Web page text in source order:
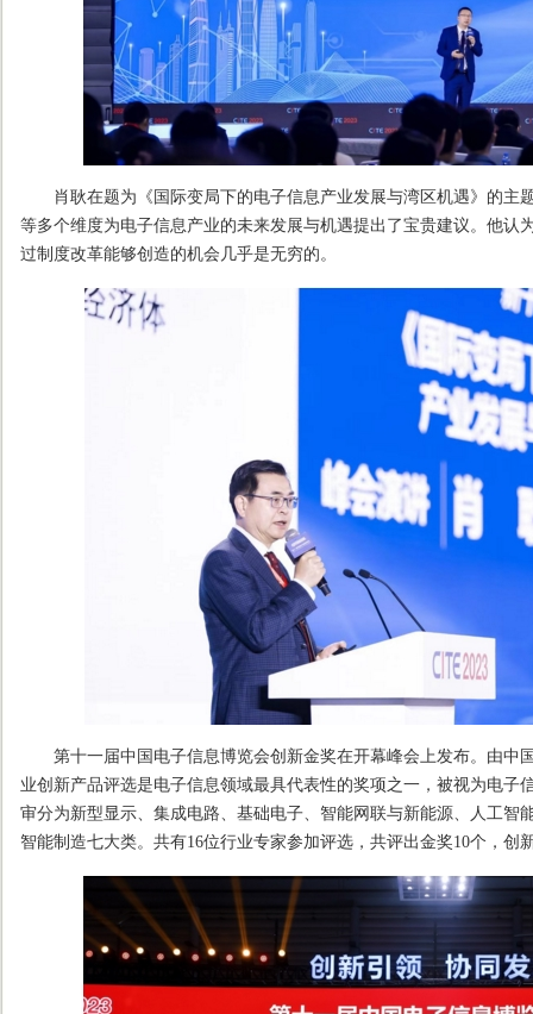
肖耿在题为《国际变局下的电子信息产业发展与湾区机遇》的主
等多个维度为电子信息产业的未来发展与机遇提出了宝贵建议。他认
过制度改革能够创造的机会几乎是无穷的。
第十一届中国电子信息博览会创新金奖在开幕峰会上发布。由中
业创新产品评选是电子信息领域最具代表性的奖项之一，被视为电子
审分为新型显示、集成电路、基础电子、智能网联与新能源、人工智
智能制造七大类。共有16位行业专家参加评选，共评出金奖10个，创